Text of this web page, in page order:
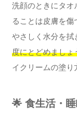
洗顔のときにタオ
ることは皮膚を傷
やさしく水分を拭
度にとどめましょ
イクリームの塗り
🌟 食生活・